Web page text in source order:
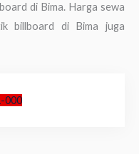
di Bima. Harga sewa
billboard di Bima juga
000